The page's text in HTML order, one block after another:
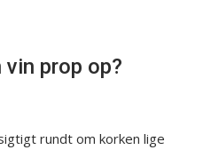
prop op?
rundt om korken lige